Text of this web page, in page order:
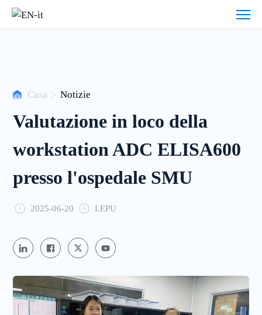
Storie
dei
Casa > Notizie
Valutazione in loco della
workstation ADC ELISA600
presso l'ospedale SMU
2025-06-20 LEPU